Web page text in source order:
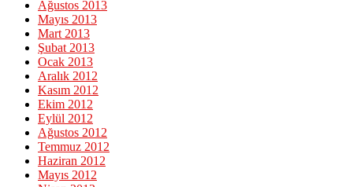
Ağustos 2013
Mayıs 2013
Mart 2013
Şubat 2013
Ocak 2013
Aralık 2012
Kasım 2012
Ekim 2012
Eylül 2012
Ağustos 2012
Temmuz 2012
Haziran 2012
Mayıs 2012